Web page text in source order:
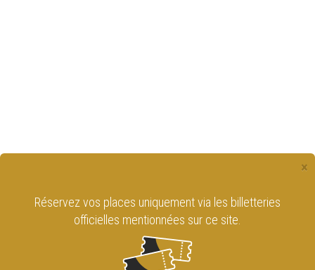
×
Réservez vos places uniquement via les billetteries
officielles mentionnées sur ce site.